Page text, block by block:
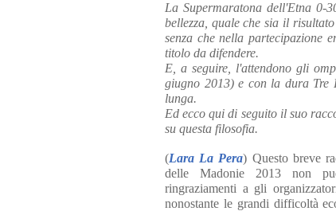
La Supermaratona dell'Etna 0-
bellezza, quale che sia il
senza che nella partecipazione
titolo da difendere.
E, a seguire, l'attendono gli
giugno 2013) e con la dura Tre
lunga.
Ed ecco qui di seguito il suo
su questa filosofia.
(Lara La Pera) Questo breve
delle Madonie 2013 non
ringraziamenti a gli
nonostante le grandi difficoltà